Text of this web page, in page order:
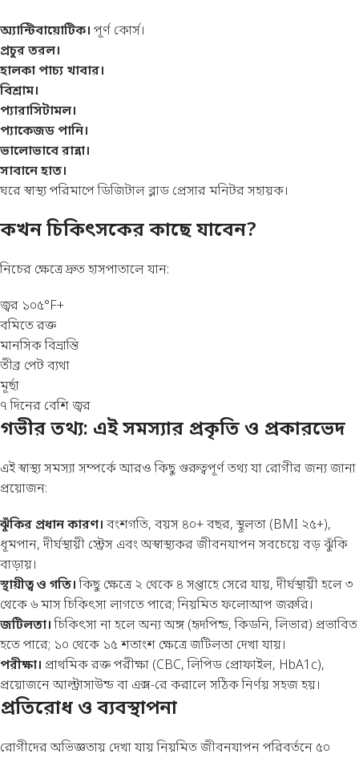
অ্যান্টিবায়োটিক। পূর্ণ কোর্স।
প্রচুর তরল।
হালকা পাচ্য খাবার।
বিশ্রাম।
প্যারাসিটামল।
প্যাকেজড পানি।
ভালোভাবে রান্না।
সাবানে হাত।
ঘরে স্বাস্থ্য পরিমাপেডিজিটাল ব্লাড প্রেসার মনিটরসহায়ক।
কখন চিকিৎসকের কাছে যাবেন?
নিচের ক্ষেত্রে দ্রুত হাসপাতালে যান:
জ্বর ১০৫°F+
বমিতে রক্ত
মানসিক বিভ্রান্তি
তীব্র পেট ব্যথা
মূর্ছা
৭ দিনের বেশি জ্বর
গভীর তথ্য: এই সমস্যার প্রকৃতি ও প্রকারভেদ
এই স্বাস্থ্য সমস্যা সম্পর্কে আরও কিছু গুরুত্বপূর্ণ তথ্য যা রোগীর জন্য জানা
প্রয়োজন:
ঝুঁকির প্রধান কারণ। বংশগতি, বয়স ৪০+ বছর, স্থূলতা (BMI ২৫+),
ধূমপান, দীর্ঘস্থায়ী স্ট্রেস এবং অস্বাস্থ্যকর জীবনযাপন সবচেয়ে বড় ঝুঁকি
বাড়ায়।
স্থায়ীত্ব ও গতি।কিছু ক্ষেত্রে ২ থেকে ৪ সপ্তাহে সেরে যায়, দীর্ঘস্থায়ী হলে ৩
থেকে ৬ মাস চিকিৎসা লাগতে পারে; নিয়মিত ফলোআপ জরুরি।
জটিলতা।চিকিৎসা না হলে অন্য অঙ্গ (হৃদপিন্ড, কিডনি, লিভার) প্রভাবিত
হতে পারে; ১০ থেকে ১৫ শতাংশ ক্ষেত্রে জটিলতা দেখা যায়।
পরীক্ষা। প্রাথমিক রক্ত পরীক্ষা (CBC, লিপিড প্রোফাইল, HbA1c),
প্রয়োজনে আল্ট্রাসাউন্ড বা এক্স-রে করালে সঠিক নির্ণয় সহজ হয়।
প্রতিরোধ ও ব্যবস্থাপনা
রোগীদের অভিজ্ঞতায় দেখা যায় নিয়মিত জীবনযাপন পরিবর্তনে ৫০